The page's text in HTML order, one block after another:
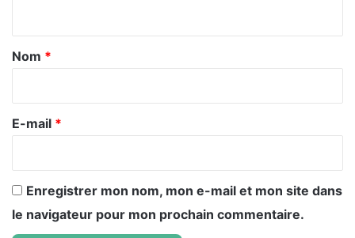
a
e
Nom *
E-mail *
Enregistrer mon nom, mon e-mail et mon site dans
le navigateur pour mon prochain commentaire.